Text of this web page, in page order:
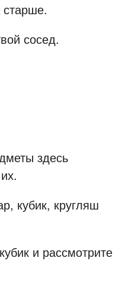
сосед.
здесь
кубик, кругляш
и рассмотрите